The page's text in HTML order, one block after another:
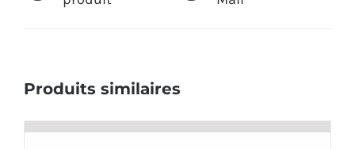
Produits similaires